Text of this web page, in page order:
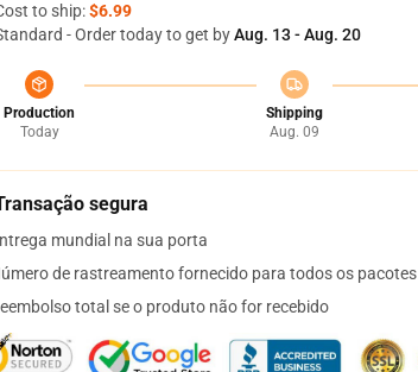
to ship:$6.99
- Order today to get byAug. 13 - Aug. 20
Production
Today
Shipping
Aug. 09
segura
mundial na sua porta
de rastreamento fornecido para todos os pacotes
total se o produto não for recebido